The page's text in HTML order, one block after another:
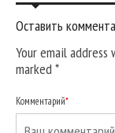
Оставить
Your email
marked*
Комментарий*